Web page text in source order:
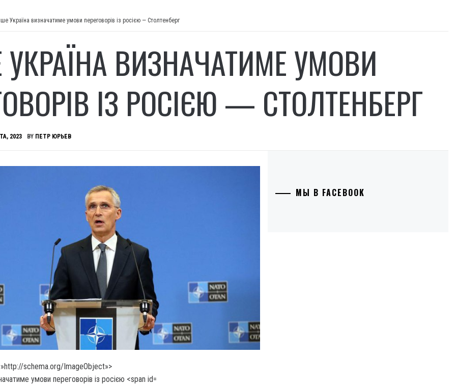
Україна визначатиме умови переговорів із росією — Столтенберг
ВИЗНАЧАТИМЕ УМОВИ
ІЗ РОСІЄЮ — СТОЛТЕНБЕРГ
2023 BY ПЕТР ЮРЬЕВ
schema.org/ImageObject»>
МЫ В FACEBOOK